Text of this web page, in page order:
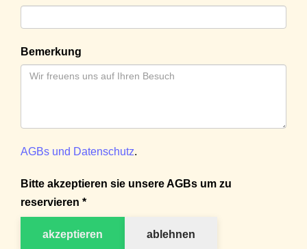
Bemerkung
AGBs und Datenschutz.
Bitte akzeptieren sie unsere AGBs um zu
reservieren *
akzeptieren ablehnen